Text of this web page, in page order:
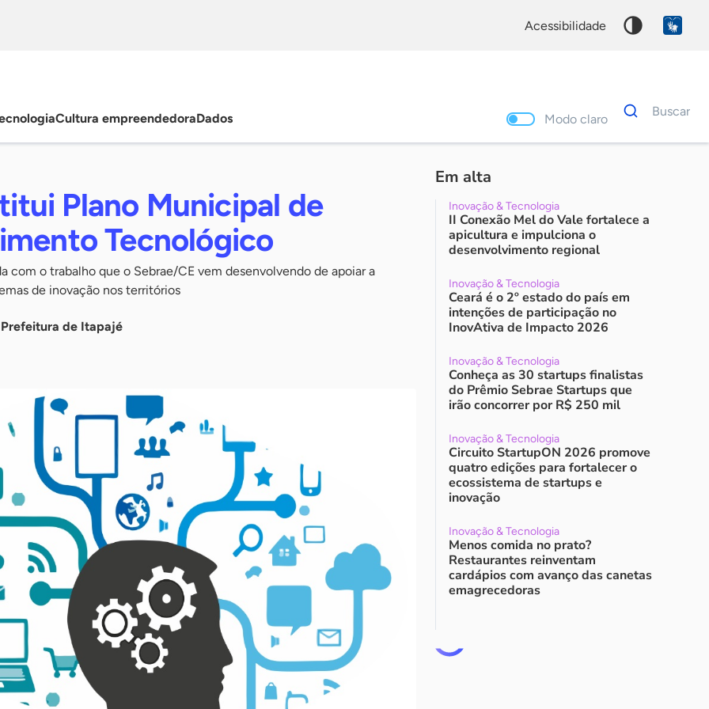
acessibilidade
Cultura empreendedoraDados Modo claro
Dados
para
Buscar
Plano Municipal de
Tecnológico
com o trabalho que o Sebrae/CE vem desenvolvendo de apoiar a
de inovação nos territórios
de Itapajé
Em alta
Inovação & Tecnologia
II Conexão Mel do Vale fortalece a
apicultura e impulciona o
desenvolvimento regional
Inovação & Tecnologia
Ceará é o 2º estado do país em
intenções de participação no
InovAtiva de Impacto 2026
Inovação & Tecnologia
Conheça as 30 startups finalistas
do Prêmio Sebrae Startups que
irão concorrer por R$ 250 mil
Inovação & Tecnologia
Circuito StartupON 2026 promove
quatro edições para fortalecer o
ecossistema de startups e
inovação
Inovação & Tecnologia
Menos comida no prato?
Restaurantes reinventam
cardápios com avanço das canetas
emagrecedoras